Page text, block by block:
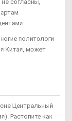
не согласны,
политологи
Китая, может
Центральный
Растопите как